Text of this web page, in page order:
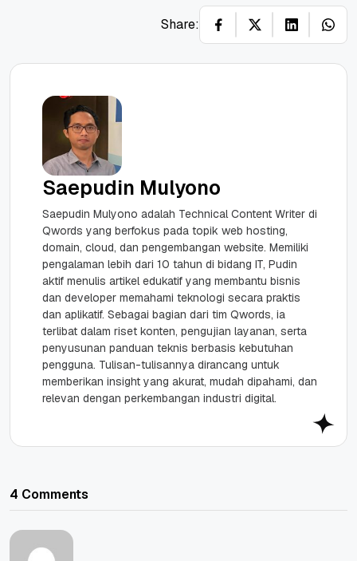
Share:
Saepudin Mulyono
Saepudin Mulyono adalah Technical Content Writer di
Qwords yang berfokus pada topik web hosting,
domain, cloud, dan pengembangan website. Memiliki
pengalaman lebih dari 10 tahun di bidang IT, Pudin
aktif menulis artikel edukatif yang membantu bisnis
dan developer memahami teknologi secara praktis
dan aplikatif. Sebagai bagian dari tim Qwords, ia
terlibat dalam riset konten, pengujian layanan, serta
penyusunan panduan teknis berbasis kebutuhan
pengguna. Tulisan-tulisannya dirancang untuk
memberikan insight yang akurat, mudah dipahami, dan
relevan dengan perkembangan industri digital.
4 Comments